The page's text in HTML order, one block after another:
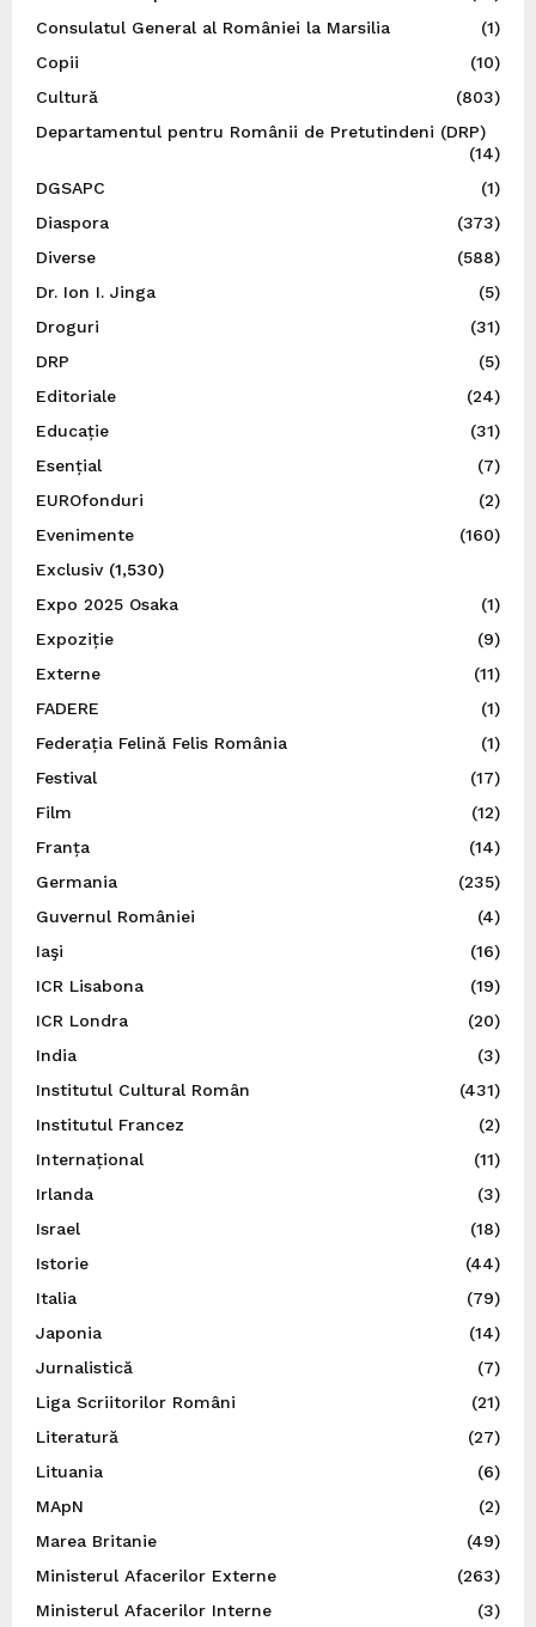
Consulatul General al României la Marsilia
(1)
Copii
(10)
Cultură
(803)
Departamentul pentru Românii de Pretutindeni (DRP)
(14)
DGSAPC
(1)
Diaspora
(373)
Diverse
(588)
Dr. Ion I. Jinga
(5)
Droguri
(31)
DRP
(5)
Editoriale
(24)
Educație
(31)
Esențial
(7)
EUROfonduri
(2)
Evenimente
(160)
Exclusiv(1,530)
Expo 2025 Osaka
(1)
Expoziție
(9)
Externe
(11)
FADERE
(1)
Federația Felină Felis România
(1)
Festival
(17)
Film
(12)
Franța
(14)
Germania
(235)
Guvernul României
(4)
Iaşi
(16)
ICR Lisabona
(19)
ICR Londra
(20)
India
(3)
Institutul Cultural Român
(431)
Institutul Francez
(2)
Internațional
(11)
Irlanda
(3)
Israel
(18)
Istorie
(44)
Italia
(79)
Japonia
(14)
Jurnalistică
(7)
Liga Scriitorilor Români
(21)
Literatură
(27)
Lituania
(6)
MApN
(2)
Marea Britanie
(49)
Ministerul Afacerilor Externe
(263)
Ministerul Afacerilor Interne
(3)